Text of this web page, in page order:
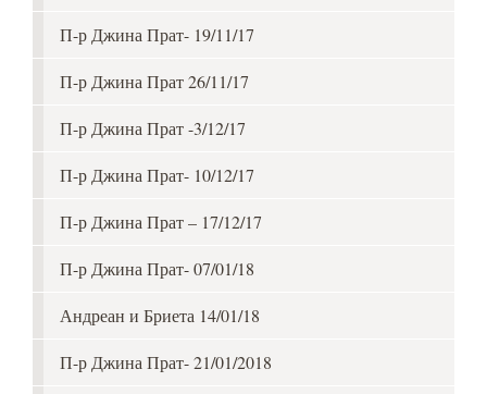
П-р Джина Прат- 19/11/17
П-р Джина Прат 26/11/17
П-р Джина Прат -3/12/17
П-р Джина Прат- 10/12/17
П-р Джина Прат – 17/12/17
П-р Джина Прат- 07/01/18
Андреан и Бриета 14/01/18
П-р Джина Прат- 21/01/2018